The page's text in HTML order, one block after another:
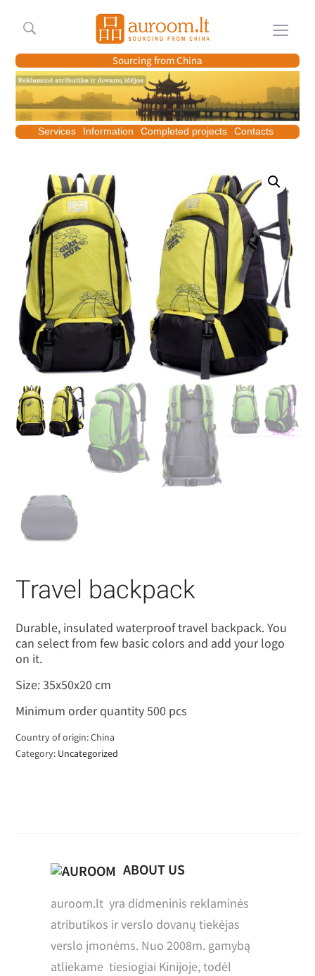
Meniu
Sourcing from China
Services Information Completed projects Contacts
Travel backpack
Durable, insulated waterproof travel backpack. You
can select from few basic colors and add your logo
on it.
Size: 35x50x20 cm
Minimum order quantity 500 pcs
Country of origin: China
Category: Uncategorized
ABOUT US
auroom.lt yra didmeninis reklaminės
atributikos ir verslo dovanų tiekėjas
verslo įmonėms. Nuo 2008m. gamybą
atliekame tiesiogiai Kinijoje, todėl